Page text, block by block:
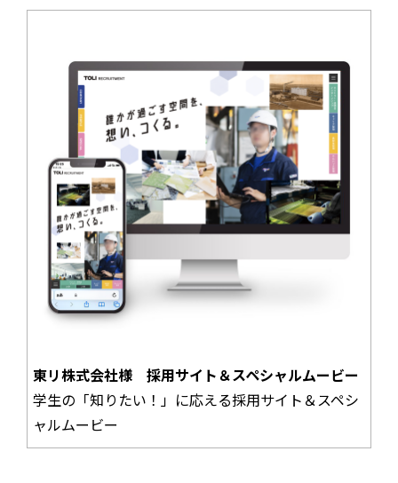
東リ株式会社様 採用サイト＆スペシャルムービー
学生の「知りたい！」に応える採用サイト＆スペシ
ャルムービー